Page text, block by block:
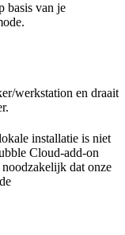
basis van je
werkstation en draait
installatie is niet
Cloud-add-on
dat onze